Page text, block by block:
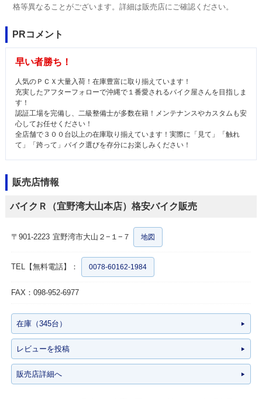
格等異なることがございます。詳細は販売店にご確認ください。
PRコメント
早い者勝ち！
人気のＰＣＸ大量入荷！在庫豊富に取り揃えています！
充実したアフターフォローで沖縄で１番愛されるバイク屋さんを目指しま
す！
認証工場を完備し、二級整備士が多数在籍！メンテナンスやカスタムも安
心してお任せください！
全店舗で３００台以上の在庫取り揃えています！実際に「見て」「触れ
て」「跨って」バイク選びを存分にお楽しみください！
販売店情報
バイクＲ（宜野湾大山本店）格安バイク販売
〒901-2223 宜野湾市大山２−１−７ 地図
TEL【無料電話】： 0078-60162-1984
FAX：098-952-6977
在庫（345台）
レビューを投稿
販売店詳細へ